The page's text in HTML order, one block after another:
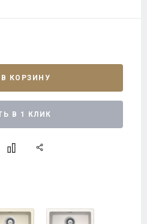
В КОРЗИНУ
В 1 КЛИК